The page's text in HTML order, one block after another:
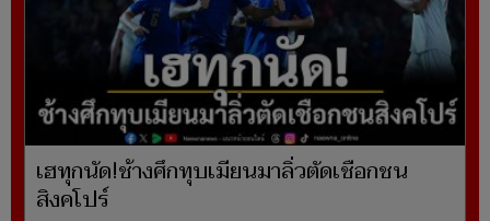
เฮทุกนัด!ช้างศึกทุบเมียนมาลิ่วตัดเชือกชน
สิงคโปร์